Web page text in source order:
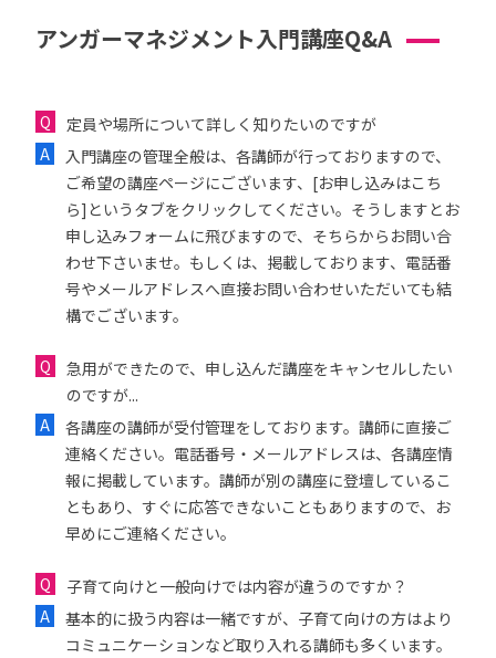
アンガーマネジメント入門講座Q&A
定員や場所について詳しく知りたいのですが
入門講座の管理全般は、各講師が行っておりますので、
ご希望の講座ページにございます、[お申し込みはこち
ら]というタブをクリックしてください。そうしますとお
申し込みフォームに飛びますので、そちらからお問い合
わせ下さいませ。もしくは、掲載しております、電話番
号やメールアドレスへ直接お問い合わせいただいても結
構でございます。
急用ができたので、申し込んだ講座をキャンセルしたい
のですが...
各講座の講師が受付管理をしております。講師に直接ご
連絡ください。電話番号・メールアドレスは、各講座情
報に掲載しています。講師が別の講座に登壇しているこ
ともあり、すぐに応答できないこともありますので、お
早めにご連絡ください。
子育て向けと一般向けでは内容が違うのですか？
基本的に扱う内容は一緒ですが、子育て向けの方はより
コミュニケーションなど取り入れる講師も多くいます。